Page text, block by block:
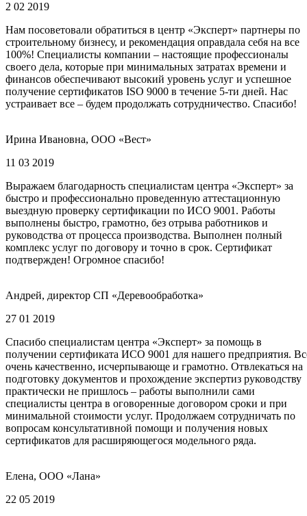
2 02 2019
Нам посоветовали обратиться в центр «Эксперт» партнеры по
строительному бизнесу, и рекомендация оправдала себя на все
100%! Специалисты компании – настоящие профессионалы
своего дела, которые при минимальных затратах времени и
финансов обеспечивают высокий уровень услуг и успешное
получение сертификатов ISO 9000 в течение 5-ти дней. Нас
устраивает все – будем продолжать сотрудничество. Спасибо!
Ирина Ивановна, ООО «Вест»
11 03 2019
Выражаем благодарность специалистам центра «Эксперт» за
быстро и профессионально проведенную аттестационную
выездную проверку сертификации по ИСО 9001. Работы
выполнены быстро, грамотно, без отрыва работников и
руководства от процесса производства. Выполнен полный
комплекс услуг по договору и точно в срок. Сертификат
подтвержден! Огромное спасибо!
Андрей, директор СП «Деревообработка»
27 01 2019
Спасибо специалистам центра «Эксперт» за помощь в
получении сертификата ИСО 9001 для нашего предприятия.
очень качественно, исчерпывающе и грамотно. Отвлекаться на
подготовку документов и прохождение экспертиз руководству
практически не пришлось – работы выполнили сами
специалисты центра в оговоренные договором сроки и при
минимальной стоимости услуг. Продолжаем сотрудничать по
вопросам консультативной помощи и получения новых
сертификатов для расширяющегося модельного ряда.
Елена, ООО «Лана»
22 05 2019